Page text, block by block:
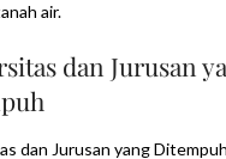
air.
dan Jurusan
dan Jurusan yang Ditempuh